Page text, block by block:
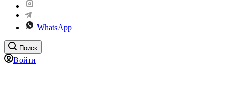
WhatsApp
Поиск
Войти